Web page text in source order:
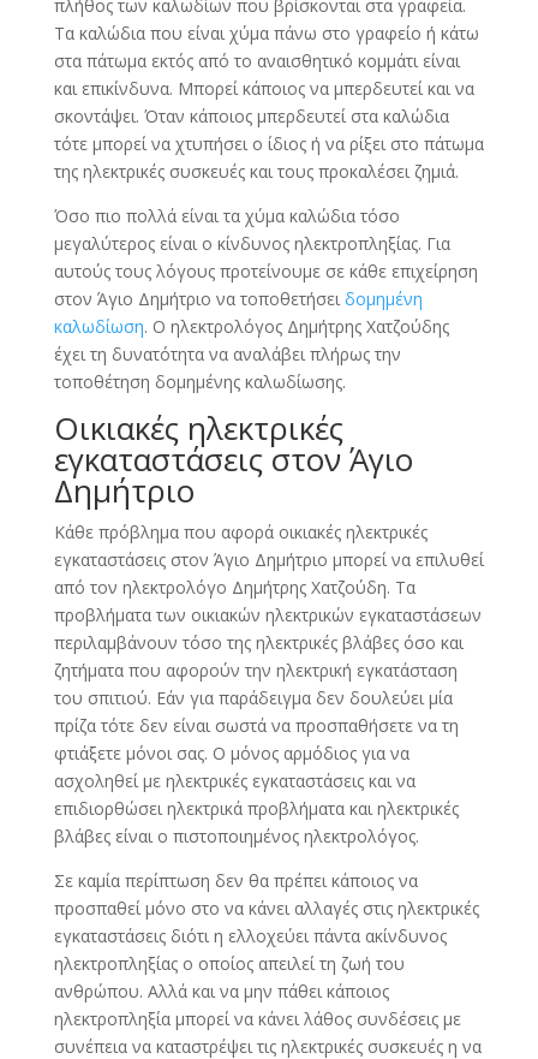
πλήθος των καλωδίων που βρίσκονται στα γραφεία.
Τα καλώδια που είναι χύμα πάνω στο γραφείο ή κάτω
στα πάτωμα εκτός από το αναισθητικό κομμάτι είναι
και επικίνδυνα. Μπορεί κάποιος να μπερδευτεί και να
σκοντάψει. Όταν κάποιος μπερδευτεί στα καλώδια
τότε μπορεί να χτυπήσει ο ίδιος ή να ρίξει στο πάτωμα
της ηλεκτρικές συσκευές και τους προκαλέσει ζημιά.
Όσο πιο πολλά είναι τα χύμα καλώδια τόσο
μεγαλύτερος είναι ο κίνδυνος ηλεκτροπληξίας. Για
αυτούς τους λόγους προτείνουμε σε κάθε επιχείρηση
στον Άγιο Δημήτριο να τοποθετήσει δομημένη
καλωδίωση. Ο ηλεκτρολόγος Δημήτρης Χατζούδης
έχει τη δυνατότητα να αναλάβει πλήρως την
τοποθέτηση δομημένης καλωδίωσης.
Οικιακές ηλεκτρικές
εγκαταστάσεις στον Άγιο
Δημήτριο
Κάθε πρόβλημα που αφορά οικιακές ηλεκτρικές
εγκαταστάσεις στον Άγιο Δημήτριο μπορεί να επιλυθεί
από τον ηλεκτρολόγο Δημήτρης Χατζούδη. Τα
προβλήματα των οικιακών ηλεκτρικών εγκαταστάσεων
περιλαμβάνουν τόσο της ηλεκτρικές βλάβες όσο και
ζητήματα που αφορούν την ηλεκτρική εγκατάσταση
του σπιτιού. Εάν για παράδειγμα δεν δουλεύει μία
πρίζα τότε δεν είναι σωστά να προσπαθήσετε να τη
φτιάξετε μόνοι σας. Ο μόνος αρμόδιος για να
ασχοληθεί με ηλεκτρικές εγκαταστάσεις και να
επιδιορθώσει ηλεκτρικά προβλήματα και ηλεκτρικές
βλάβες είναι ο πιστοποιημένος ηλεκτρολόγος.
Σε καμία περίπτωση δεν θα πρέπει κάποιος να
προσπαθεί μόνο στο να κάνει αλλαγές στις ηλεκτρικές
εγκαταστάσεις διότι η ελλοχεύει πάντα ακίνδυνος
ηλεκτροπληξίας ο οποίος απειλεί τη ζωή του
ανθρώπου. Αλλά και να μην πάθει κάποιος
ηλεκτροπληξία μπορεί να κάνει λάθος συνδέσεις με
συνέπεια να καταστρέψει τις ηλεκτρικές συσκευές η να